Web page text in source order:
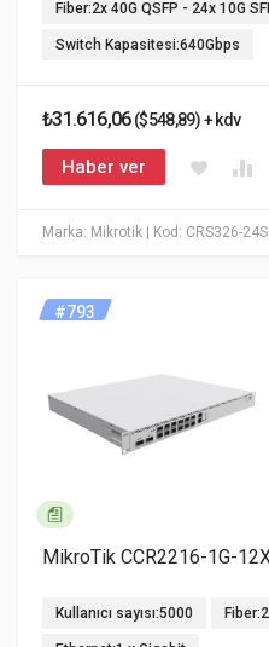
Marka: Mikrotik | Kod: CRS326-
Fiber:2x 40G QSFP - 24x 10G
Switch Kapasitesi:640Gbps
₺31.616,06($548,89) + kdv
Haber ver
#793
MikroTik CCR2216-1G-
Kullanıcı sayısı:5000